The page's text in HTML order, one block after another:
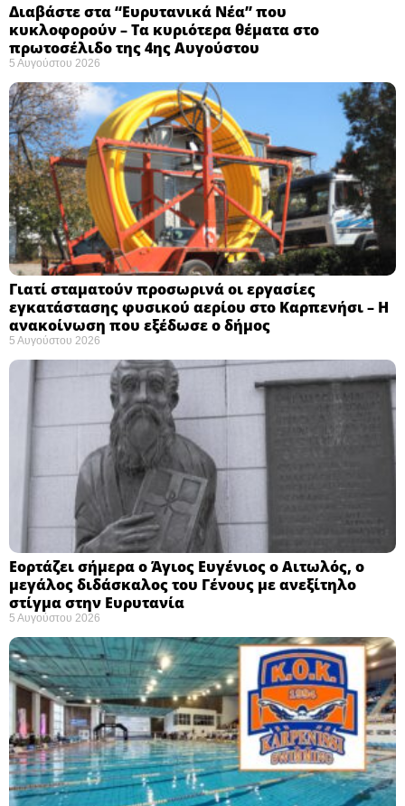
Διαβάστε στα “Ευρυτανικά Νέα” που
κυκλοφορούν – Τα κυριότερα θέματα στο
πρωτοσέλιδο της 4ης Αυγούστου
5 Αυγούστου 2026
Γιατί σταματούν προσωρινά οι εργασίες
εγκατάστασης φυσικού αερίου στο Καρπενήσι – Η
ανακοίνωση που εξέδωσε ο δήμος
5 Αυγούστου 2026
Εορτάζει σήμερα ο Άγιος Ευγένιος ο Αιτωλός, ο
μεγάλος διδάσκαλος του Γένους με ανεξίτηλο
στίγμα στην Ευρυτανία
5 Αυγούστου 2026